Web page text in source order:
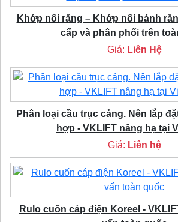
Khớp nối răng – Khớp nối bánh
cấp và phân phối trên
Giá: Liên Hệ
Phân loại cầu trục cảng. Nên lắp
hợp - VKLIFT nâng hạ tại
Giá: Liên hệ
Rulo cuốn cáp điện Koreel -